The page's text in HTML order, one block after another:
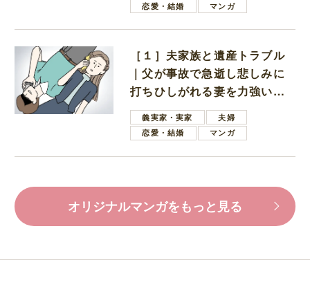
恋愛・結婚
マンガ
［１］夫家族と遺産トラブル
｜父が事故で急逝し悲しみに
打ちひしがれる妻を力強い言
葉で励ます夫
義実家・実家
夫婦
恋愛・結婚
マンガ
オリジナルマンガをもっと見る